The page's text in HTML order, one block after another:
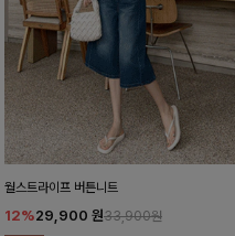
월스트라이프 버튼니트
12%29,900 원33,900원